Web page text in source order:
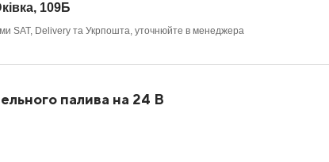
109Б
SAT, Delivery та Укрпошта, уточнюйте в менеджера
палива на 24 В